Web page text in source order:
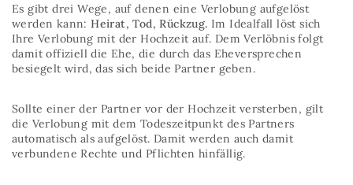
Es gibt drei Wege, auf denen eine Verlobung aufgelöst
werden kann:Heirat, Tod, Rückzug. Im Idealfall löst sich
Ihre Verlobung mit der Hochzeit auf. Dem Verlöbnis folgt
damit offiziell die Ehe, die durch das Eheversprechen
besiegelt wird, das sich beide Partner geben.
Sollte einer der Partner vor der Hochzeit versterben, gilt
die Verlobung mit dem Todeszeitpunkt des Partners
automatisch als aufgelöst. Damit werden auch damit
verbundene Rechte und Pflichten hinfällig.